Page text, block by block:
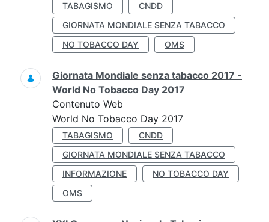
TABAGISMO
CNDD
GIORNATA MONDIALE SENZA TABACCO
NO TOBACCO DAY
OMS
Giornata Mondiale senza tabacco 2017 -
World No Tobacco Day 2017
Contenuto Web
World No Tobacco Day 2017
TABAGISMO
CNDD
GIORNATA MONDIALE SENZA TABACCO
INFORMAZIONE
NO TOBACCO DAY
OMS